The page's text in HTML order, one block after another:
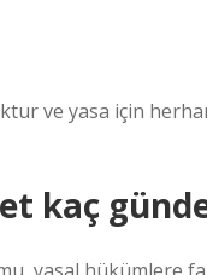
ve yasa için
kaç